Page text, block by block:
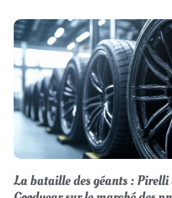
La bataille des géants : Pirelli